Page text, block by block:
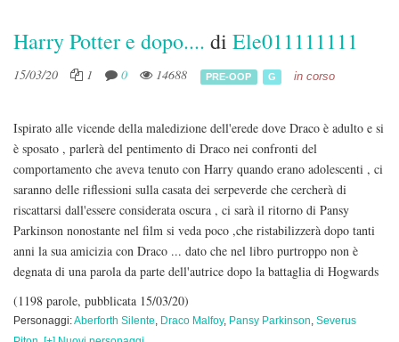
Harry Potter e dopo.... di Ele011111111
15/03/20 1 0 14688 PRE-OOP G in corso
Ispirato alle vicende della maledizione dell'erede dove Draco è adulto e si
è sposato , parlerà del pentimento di Draco nei confronti del
comportamento che aveva tenuto con Harry quando erano adolescenti , ci
saranno delle riflessioni sulla casata dei serpeverde che cercherà di
riscattarsi dall'essere considerata oscura , ci sarà il ritorno di Pansy
Parkinson nonostante nel film si veda poco ,che ristabilizzerà dopo tanti
anni la sua amicizia con Draco ... dato che nel libro purtroppo non è
degnata di una parola da parte dell'autrice dopo la battaglia di Hogwards
(1198 parole, pubblicata 15/03/20)
Personaggi:Aberforth Silente, Draco Malfoy, Pansy Parkinson, Severus